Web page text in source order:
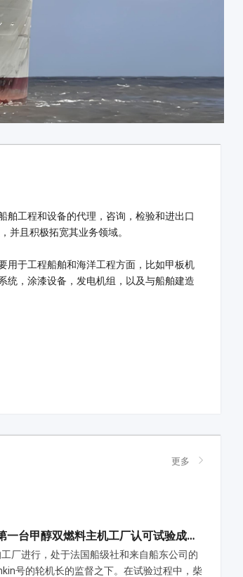
舶工程和设备的代理，咨询，检验和进出口
并且积极拓宽其业务领域。
用于工程船舶和海洋工程方面，比如甲板机
统，涂漆设备，发电机组，以及与船舶建造
更多
ABC和Jan De Nul宣布第一台甲醇双燃料主机工厂认可试验成功，该主机用于超大铺缆船Fleeming Jenkin号
厂进行，处于法国船级社和来自船东公司的
号的轮机长的监督之下。在试验过程中，柴